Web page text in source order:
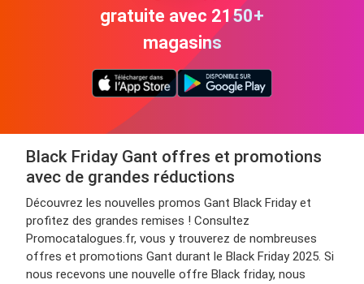
gratuite avec 2150+
magasins
Black Friday Gant offres et promotions
avec de grandes réductions
Découvrez les nouvelles promos Gant Black Friday et
profitez des grandes remises ! Consultez
Promocatalogues.fr, vous y trouverez de nombreuses
offres et promotions Gant durant le Black Friday 2025. Si
nous recevons une nouvelle offre Black friday, nous